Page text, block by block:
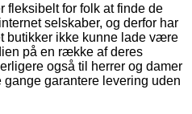
fleksibelt for folk at finde de
selskaber, og derfor har
butikker ikke kunne lade være
på en række af deres
også til herrer og damer
garantere levering uden